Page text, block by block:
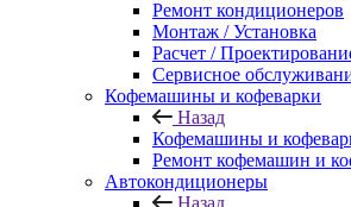
Ремонт кондиционеров
Монтаж / Установка
Расчет /
Сервисное
Кофемашины и кофеварки
Назад
Кофемашины и
Ремонт кофемашин и
Автокондиционеры
Назад